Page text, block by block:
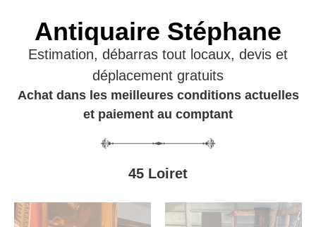
Antiquaire Stéphane
Estimation, débarras tout locaux, devis et
déplacement gratuits
Achat dans les meilleures conditions actuelles
et paiement au comptant
45 Loiret